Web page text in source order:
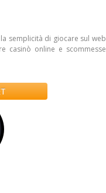
semplicità di giocare sul web
casinò online e scommesse